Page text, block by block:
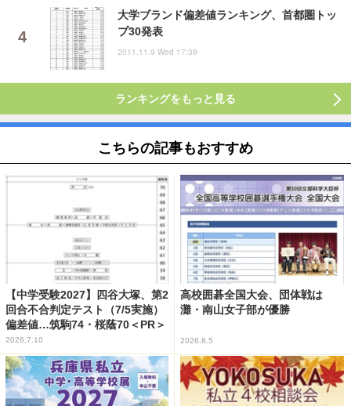
大学ブランド偏差値ランキング、首都圏トッ
プ30発表
2011.11.9 Wed 17:39
ランキングをもっと見る
こちらの記事もおすすめ
【中学受験2027】四谷大塚、第2
回合不合判定テスト（7/5実施）
偏差値…筑駒74・桜蔭70＜PR＞
2026.7.10
高校囲碁全国大会、団体戦は
灘・南山女子部が優勝
2026.8.5